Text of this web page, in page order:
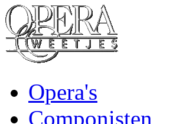
Opera's
Componisten